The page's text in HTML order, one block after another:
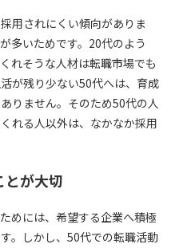
用されにくい傾向がありま
多いためです。20代のよう
れそうな人材は転職市場でも
が残り少ない50代へは、育成
りません。そのため50代の人
れる人以外は、なかなか採用
とが大切
めには、希望する企業へ積極
。しかし、50代での転職活動